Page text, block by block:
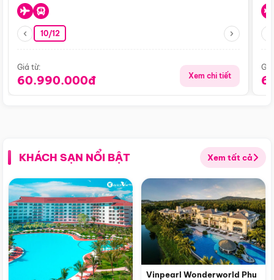
10/12
Giá từ:
60.990.000đ Xem chi tiết
KHÁCH SẠN NỔI BẬT Xem tất cả
Vinpearl Wonderworld Phu